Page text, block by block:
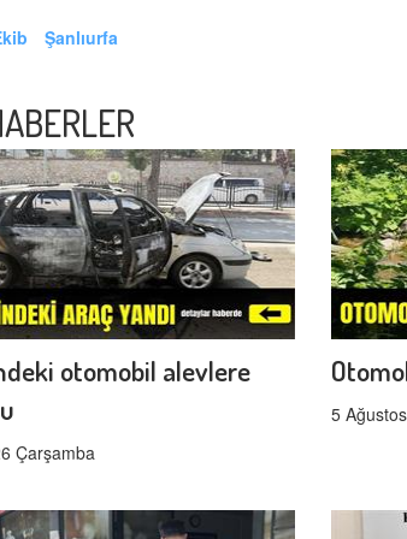
Şanlıurfa
otomobil alevlere
Çarşamba
5